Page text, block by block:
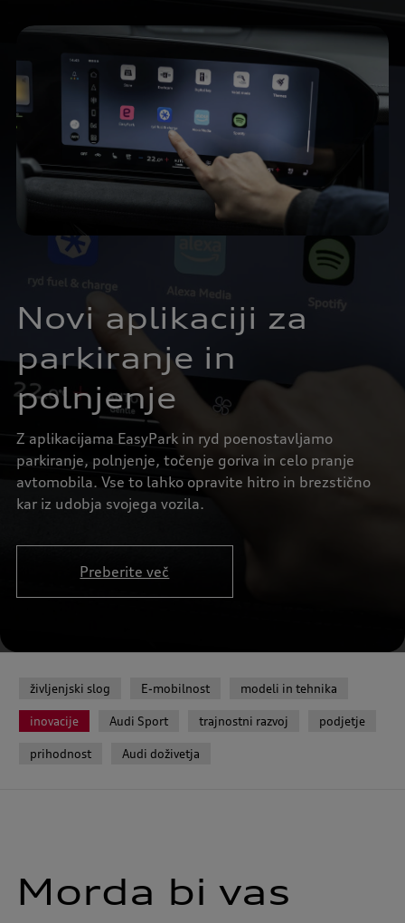
Novi aplikaciji za
parkiranje in
polnjenje
Z aplikacijama EasyPark in ryd poenostavljamo
parkiranje, polnjenje, točenje goriva in celo pranje
avtomobila. Vse to lahko opravite hitro in brezstično
kar iz udobja svojega vozila.
Preberite več
življenjski slog E-mobilnost modeli in tehnika
inovacije Audi Sport trajnostni razvoj podjetje
prihodnost Audi doživetja
Morda bi vas